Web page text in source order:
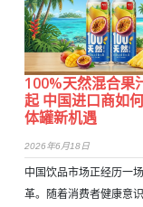
100%天然混合果
起 中国进口商如
体罐新机遇
2026年6月18日
中国饮品市场正经历一
革。随着消费者健康意